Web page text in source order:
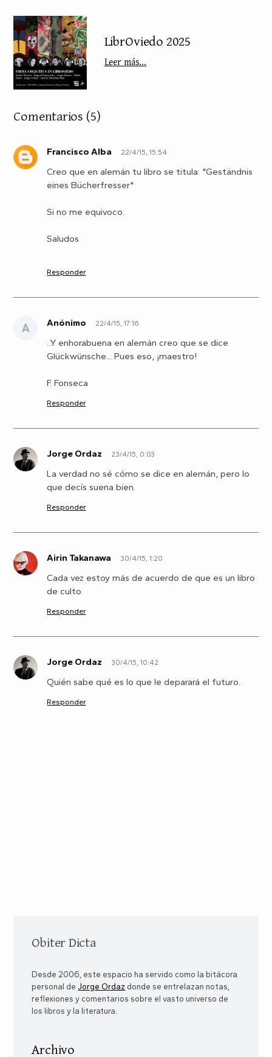
LibrOviedo 2025
Leer más...
Comentarios (5)
F Francisco Alba 22/4/15, 15:54
Creo que en alemán tu libro se titula: "Geständnis
eines Bücherfresser"
Si no me equivoco.
Saludos
Responder
A Anónimo 22/4/15, 17:16
...Y enhorabuena en alemán creo que se dice
Glückwünsche... Pues eso, ¡maestro!
F. Fonseca
Responder
J Jorge Ordaz 23/4/15, 0:03
La verdad no sé cómo se dice en alemán, pero lo
que decís suena bien.
Responder
A Airin Takanawa 30/4/15, 1:20
Cada vez estoy más de acuerdo de que es un libro
de culto.
Responder
J Jorge Ordaz 30/4/15, 10:42
Quién sabe qué es lo que le deparará el futuro.
Responder
Obiter Dicta
Desde 2006, este espacio ha servido como la bitácora
personal de Jorge Ordaz donde se entrelazan notas,
reflexiones y comentarios sobre el vasto universo de
los libros y la literatura.
Archivo